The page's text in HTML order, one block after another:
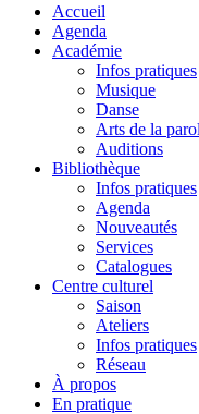
Accueil
Agenda
Académie
Infos pratiques
Musique
Danse
Arts de la
Auditions
Bibliothèque
Infos pratiques
Agenda
Nouveautés
Services
Catalogues
Centre culturel
Saison
Ateliers
Infos pratiques
Réseau
À propos
En pratique